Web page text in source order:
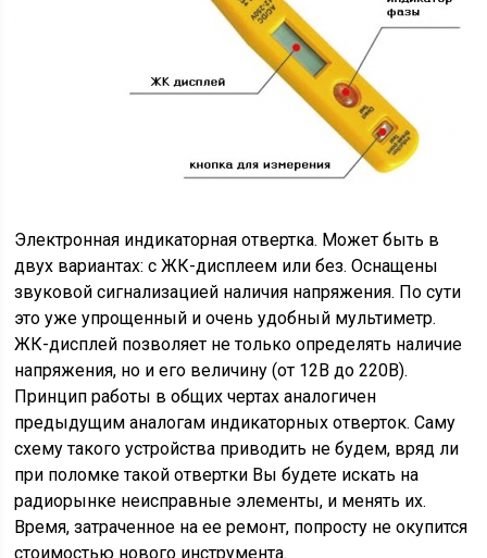
Электронная индикаторная отвертка. Может быть в
двух вариантах: с ЖК-дисплеем или без. Оснащены
звуковой сигнализацией наличия напряжения. По сути
это уже упрощенный и очень удобный мультиметр.
ЖК-дисплей позволяет не только определять наличие
напряжения, но и его величину (от 12В до 220В).
Принцип работы в общих чертах аналогичен
предыдущим аналогам индикаторных отверток. Саму
схему такого устройства приводить не будем, вряд ли
при поломке такой отвертки Вы будете искать на
радиорынке неисправные элементы, и менять их.
Время, затраченное на ее ремонт, попросту не окупится
стоимостью нового инструмента.